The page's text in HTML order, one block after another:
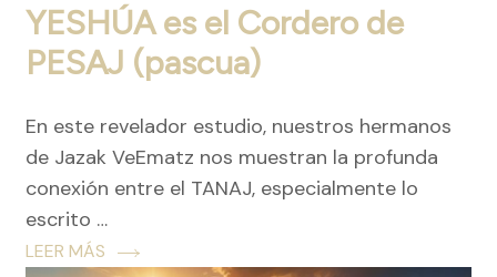
YESHÚA es el Cordero de
PESAJ (pascua)
En este revelador estudio, nuestros hermanos
de Jazak VeEmatz nos muestran la profunda
conexión entre el TANAJ, especialmente lo
escrito …
LEER MÁS